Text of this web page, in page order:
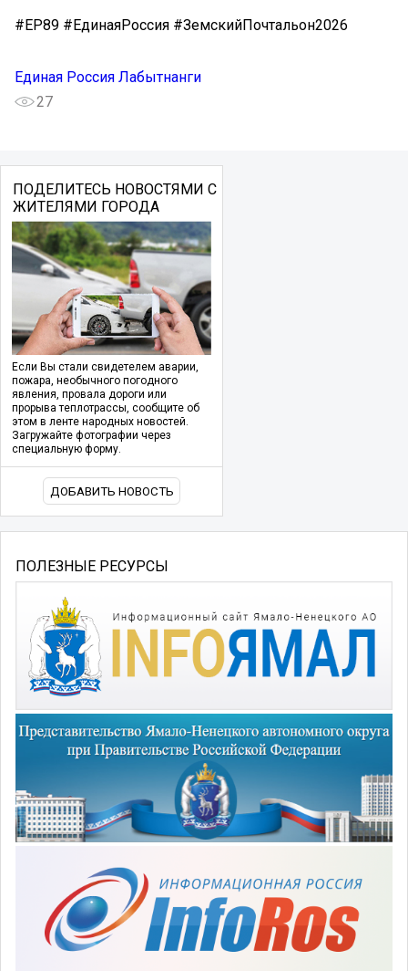
#ЕР89 #ЕдинаяРоссия #ЗемскийПочтальон2026
Единая Россия Лабытнанги
27
ПОДЕЛИТЕСЬ НОВОСТЯМИ С
ЖИТЕЛЯМИ ГОРОДА
Если Вы стали свидетелем аварии,
пожара, необычного погодного
явления, провала дороги или
прорыва теплотрассы, сообщите об
этом в ленте народных новостей.
Загружайте фотографии через
специальную форму.
ДОБАВИТЬ НОВОСТЬ
ПОЛЕЗНЫЕ РЕСУРСЫ